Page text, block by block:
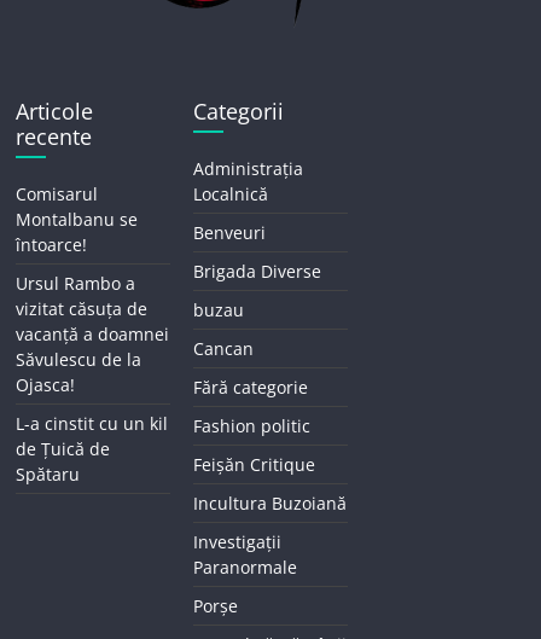
Articole
recente
Comisarul
Montalbanu se
întoarce!
Ursul Rambo a
vizitat căsuța de
vacanță a doamnei
Săvulescu de la
Ojasca!
L-a cinstit cu un kil
de Țuică de
Spătaru
Categorii
Administrația
Localnică
Benveuri
Brigada Diverse
buzau
Cancan
Fără categorie
Fashion politic
Feișăn Critique
Incultura Buzoiană
Investigații
Paranormale
Porșe